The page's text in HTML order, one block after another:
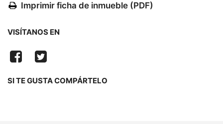
Imprimir ficha de inmueble (PDF)
VISÍTANOS EN
SI TE GUSTA COMPÁRTELO